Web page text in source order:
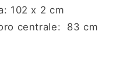
102 x 2 cm
centrale: 83 cm